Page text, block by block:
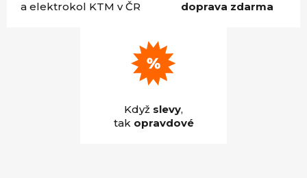
a elektrokol KTM v ČR
doprava zdarma
Když slevy,
tak opravdové